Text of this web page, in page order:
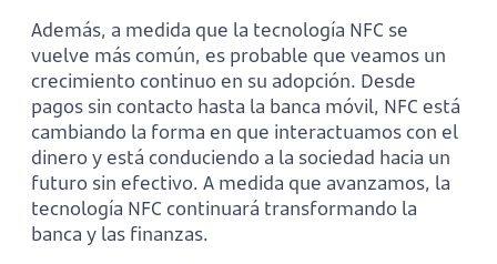
Además, a medida que la tecnología NFC se
vuelve más común, es probable que veamos un
crecimiento continuo en su adopción. Desde
pagos sin contacto hasta la banca móvil, NFC está
cambiando la forma en que interactuamos con el
dinero y está conduciendo a la sociedad hacia un
futuro sin efectivo. A medida que avanzamos, la
tecnología NFC continuará transformando la
banca y las finanzas.